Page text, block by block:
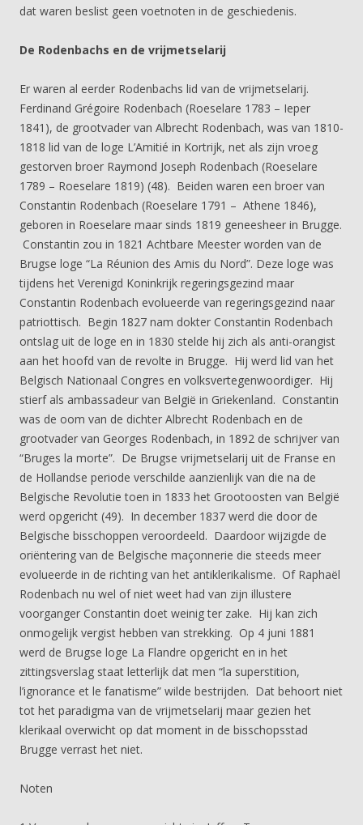
dat waren beslist geen voetnoten in de geschiedenis.
De Rodenbachs en de vrijmetselarij
Er waren al eerder Rodenbachs lid van de vrijmetselarij.
Ferdinand Grégoire Rodenbach (Roeselare 1783 – Ieper
1841), de grootvader van Albrecht Rodenbach, was van 1810-
1818 lid van de loge L’Amitié in Kortrijk, net als zijn vroeg
gestorven broer Raymond Joseph Rodenbach (Roeselare
1789 – Roeselare 1819) (48). Beiden waren een broer van
Constantin Rodenbach (Roeselare 1791 – Athene 1846),
geboren in Roeselare maar sinds 1819 geneesheer in Brugge.
Constantin zou in 1821 Achtbare Meester worden van de
Brugse loge “La Réunion des Amis du Nord”. Deze loge was
tijdens het Verenigd Koninkrijk regeringsgezind maar
Constantin Rodenbach evolueerde van regeringsgezind naar
patriottisch. Begin 1827 nam dokter Constantin Rodenbach
ontslag uit de loge en in 1830 stelde hij zich als anti-orangist
aan het hoofd van de revolte in Brugge. Hij werd lid van het
Belgisch Nationaal Congres en volksvertegenwoordiger. Hij
stierf als ambassadeur van België in Griekenland. Constantin
was de oom van de dichter Albrecht Rodenbach en de
grootvader van Georges Rodenbach, in 1892 de schrijver van
“Bruges la morte”. De Brugse vrijmetselarij uit de Franse en
de Hollandse periode verschilde aanzienlijk van die na de
Belgische Revolutie toen in 1833 het Grootoosten van België
werd opgericht (49). In december 1837 werd die door de
Belgische bisschoppen veroordeeld. Daardoor wijzigde de
oriëntering van de Belgische maçonnerie die steeds meer
evolueerde in de richting van het antiklerikalisme. Of Raphaël
Rodenbach nu wel of niet weet had van zijn illustere
voorganger Constantin doet weinig ter zake. Hij kan zich
onmogelijk vergist hebben van strekking. Op 4 juni 1881
werd de Brugse loge La Flandre opgericht en in het
zittingsverslag staat letterlijk dat men “la superstition,
l’ignorance et le fanatisme” wilde bestrijden. Dat behoort niet
tot het paradigma van de vrijmetselarij maar gezien het
klerikaal overwicht op dat moment in de bisschopsstad
Brugge verrast het niet.
Noten